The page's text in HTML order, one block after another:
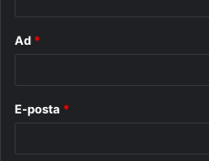
Ad *
E-posta *